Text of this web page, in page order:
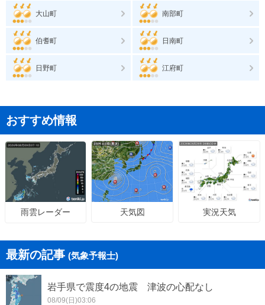
大山町 南部町
伯耆町 日南町
日野町 江府町
おすすめ情報
雨雲レーダー 天気図 実況天気
最新の記事 (気象予報士)
岩手県で震度4の地震 津波の心配なし
08/09(日)03:06